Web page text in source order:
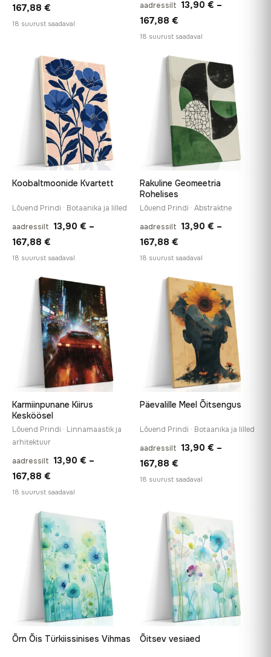
167,88 €
13,90 €
167,88 €
18 suurust saadaval
aadressilt 13,90 € –
167,88 €
13,90 €
167,88 €
18 suurust saadaval
Koobaltmoonide Kvartett
Lõuend Prindi · Botaanika ja lilled
aadressilt 13,90 € –
167,88 €
13,90 €
167,88 €
18 suurust saadaval
Rakuline Geomeetria
Rohelises
Lõuend Prindi · Abstraktne
aadressilt 13,90 € –
167,88 €
13,90 €
167,88 €
18 suurust saadaval
Karmiinpunane Kiirus
Kesköösel
Lõuend Prindi · Linnamaastik ja
arhitektuur
aadressilt 13,90 € –
167,88 €
13,90 €
167,88 €
18 suurust saadaval
Päevalille Meel Õitsengus
Lõuend Prindi · Botaanika ja lilled
aadressilt 13,90 € –
167,88 €
13,90 €
18 suurust saadaval
Õrn Õis Türkiissinises Vihmas Õitsev vesiaed